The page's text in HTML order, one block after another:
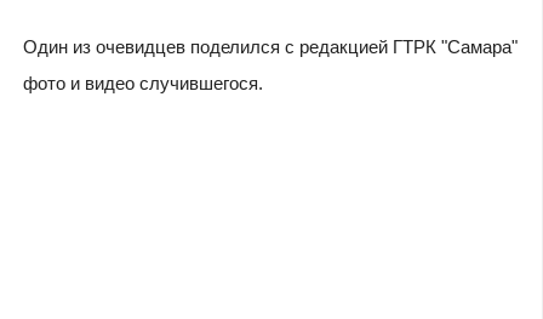
Один из очевидцев поделился с редакцией ГТРК "Самара"
фото и видео случившегося.